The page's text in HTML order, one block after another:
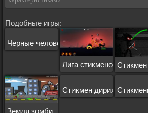
Подобные игры:
Черные человечки
Лига стикменов
Стикмен дирижабль